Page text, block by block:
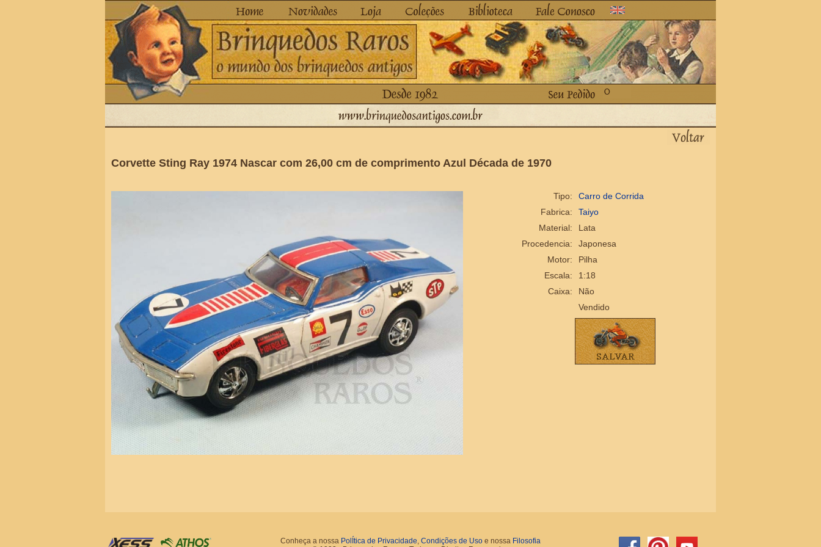
Corvette Sting Ray 1974 Nascar com 26,00 cm de comprimento Azul Década de 1970
Tipo:
Carro de Corrida
Fabrica:
Taiyo
Material:
Lata
Procedencia:
Japonesa
Motor:
Pilha
Escala:
1:18
Caixa:
Não
Vendido
Conheça a nossa PolÍtica de Privacidade, Condições de Uso e nossa Filosofia